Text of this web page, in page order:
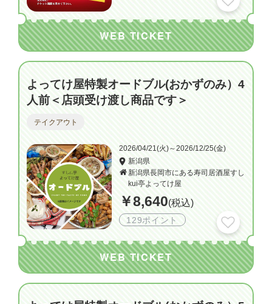
WEB TICKET
よってけ屋特製オードブル(おかずのみ）4
人前＜店頭受け渡し商品です＞
テイクアウト
2026/04/21(火)～2026/12/25(金)
新潟県
新潟県長岡市にある寿司居酒屋すし
kui亭よってけ屋
￥8,640(税込)
129ポイント
WEB TICKET